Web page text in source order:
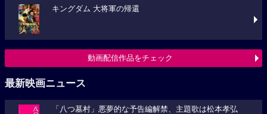
キングダム 大将軍の帰還
動画配信作品をチェック
最新映画ニュース
「八つ墓村」悪夢的な予告編解禁、主題歌は松本孝弘